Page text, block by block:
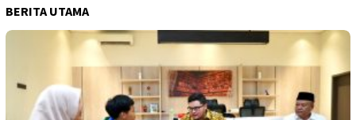
BERITA UTAMA